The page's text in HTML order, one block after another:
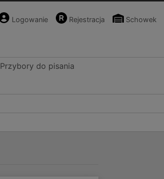
Logowanie Rejestracja Schowek
Przybory do pisania